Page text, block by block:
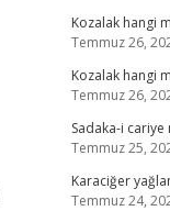
Kozalak hangi
Temmuz 26,
Kozalak hangi
Temmuz 26,
Sadaka-i cariye
Temmuz 25,
Karaciğer
Temmuz 24,